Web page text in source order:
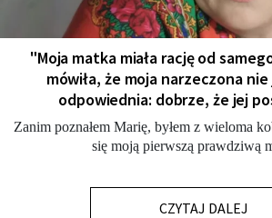
"Moja matka miała rację od
mówiła, że moja narzeczona
odpowiednia: dobrze, że jej
Zanim poznałem Marię, byłem z wieloma
się moją pierwszą prawdziwą
CZYTAJ DALEJ